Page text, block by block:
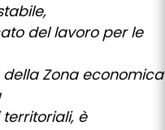
del lavoro per le
Zona economica
è